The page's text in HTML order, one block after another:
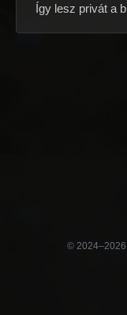
Így lesz privát a
©️ 2024–2026